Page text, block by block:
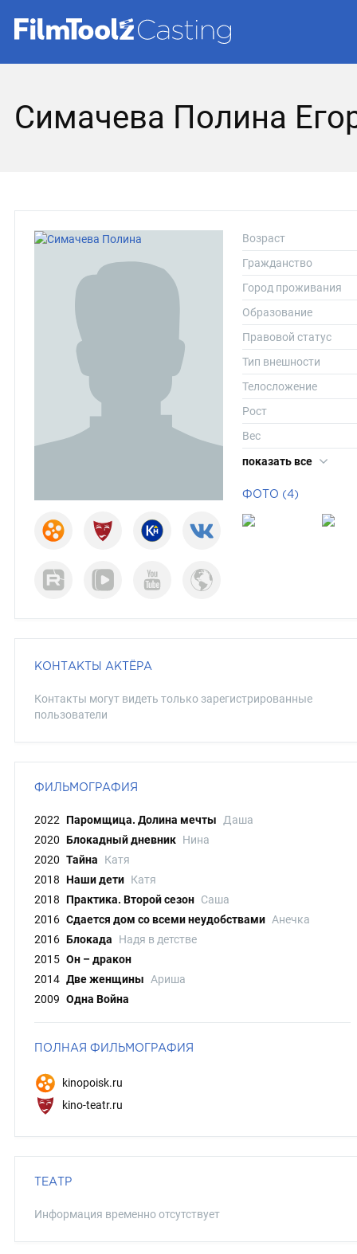
Симачева Полина
Возраст
Гражданство
Город проживания
Образование
Правовой статус
Тип внешности
Телосложение
Рост
Вес
Размер одежды
показать все
ФОТО (4)
КОНТАКТЫ АКТЁРА
Контакты могут видеть только зарегистрированные
пользователи
ФИЛЬМОГРАФИЯ
2022 Паромщица. Долина мечты
Даша
2020 Блокадный дневник Нина
2020 Тайна
Катя
2018 Наши дети Катя
2018
Практика. Второй сезон Саша
2016 Сдается дом со всеми неудобствами Анечка
2016 Блокада
Надя в детстве
2015 Он – дракон
2014 Две женщины
Ариша
2009 Одна Война
ПОЛНАЯ ФИЛЬМОГРАФИЯ
kinopoisk.ru
kino-teatr.ru
ТЕАТР
Информация временно отсутствует